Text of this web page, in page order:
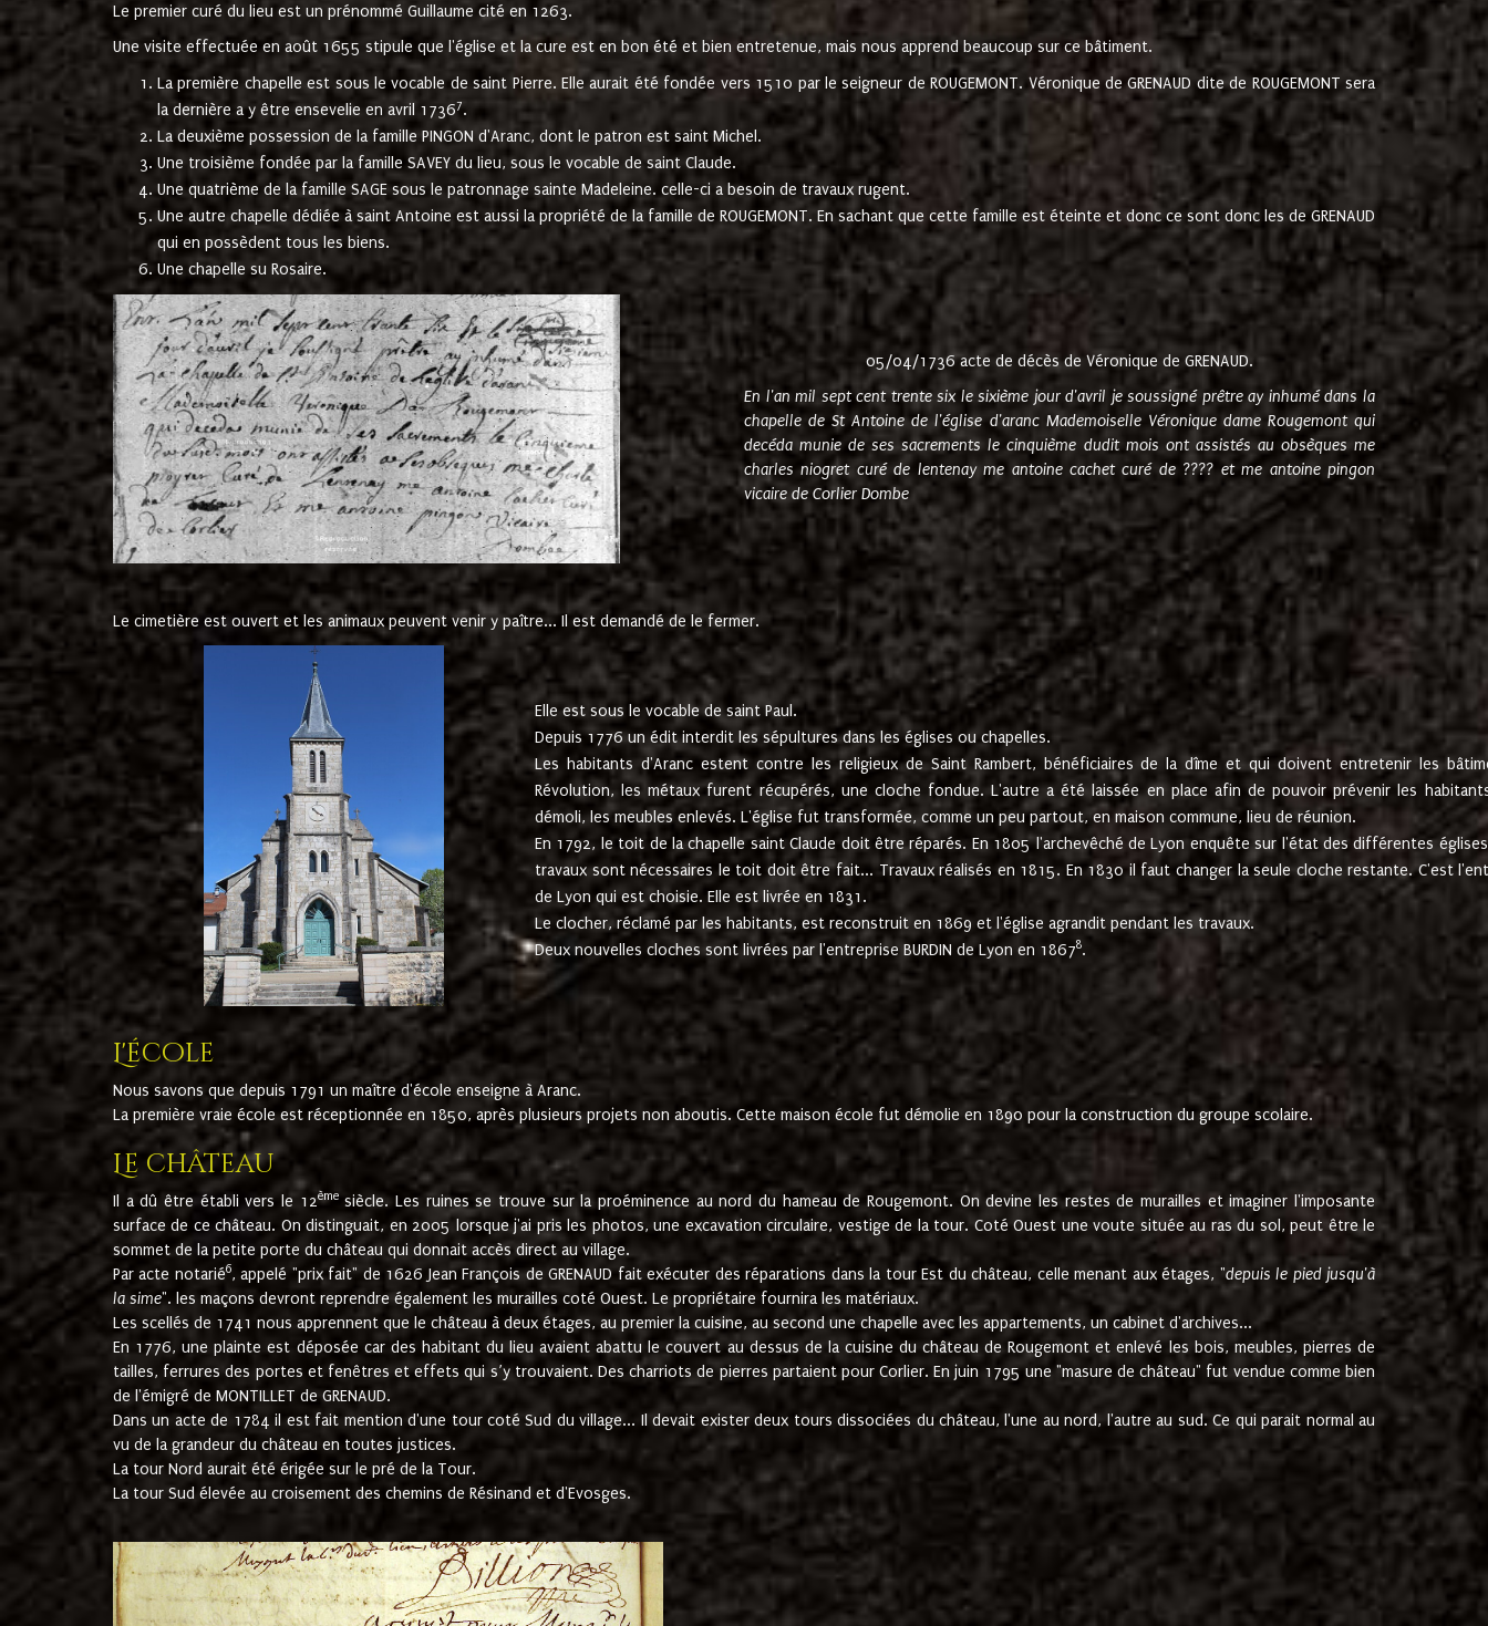
Le premier curé du lieu est un prénommé Guillaume cité en 1263.
Une visite effectuée en août 1655 stipule que l'église et la cure est en bon été et bien entretenue, mais nous apprend beaucoup sur ce bâtiment.
La première chapelle est sous le vocable de saint Pierre. Elle aurait été fondée vers 1510 par le seigneur de ROUGEMONT. Véronique de GRENAUD dite de ROUGEMONT sera
la dernière a y être ensevelie en avril 17367.
La deuxième possession de la famille PINGON d'Aranc, dont le patron est saint Michel.
Une troisième fondée par la famille SAVEY du lieu, sous le vocable de saint Claude.
Une quatrième de la famille SAGE sous le patronnage sainte Madeleine. celle-ci a besoin de travaux rugent.
Une autre chapelle dédiée à saint Antoine est aussi la propriété de la famille de ROUGEMONT. En sachant que cette famille est éteinte et donc ce sont donc les de GRENAUD
qui en possèdent tous les biens.
Une chapelle su Rosaire.
05/04/1736 acte de décès de Véronique de GRENAUD.
En l'an mil sept cent trente six le sixième jour d'avril je soussigné prêtre ay inhumé dans la
chapelle de St Antoine de l'église d'aranc Mademoiselle Véronique dame Rougemont qui
decéda munie de ses sacrements le cinquième dudit mois ont assistés au obsèques me
charles niogret curé de lentenay me antoine cachet curé de ???? et me antoine pingon
vicaire de Corlier Dombe
Le cimetière est ouvert et les animaux peuvent venir y paître... Il est demandé de le fermer.
Elle est sous le vocable de saint Paul.
Depuis 1776 un édit interdit les sépultures dans les églises ou chapelles.
Les habitants d'Aranc estent contre les religieux de Saint Rambert, bénéficiaires de la dîme et qui doivent entretenir les
Révolution, les métaux furent récupérés, une cloche fondue. L'autre a été laissée en place afin de pouvoir prévenir les
démoli, les meubles enlevés. L'église fut transformée, comme un peu partout, en maison commune, lieu de réunion.
En 1792, le toit de la chapelle saint Claude doit être réparés. En 1805 l'archevêché de Lyon enquête sur l'état des différentes
travaux sont nécessaires le toit doit être fait... Travaux réalisés en 1815. En 1830 il faut changer la seule cloche restante. C'est
de Lyon qui est choisie. Elle est livrée en 1831.
Le clocher, réclamé par les habitants, est reconstruit en 1869 et l'église agrandit pendant les travaux.
Deux nouvelles cloches sont livrées par l'entreprise BURDIN de Lyon en 18678.
L'école
Nous savons que depuis 1791 un maître d'école enseigne à Aranc.
La première vraie école est réceptionnée en 1850, après plusieurs projets non aboutis. Cette maison école fut démolie en 1890 pour la construction du groupe scolaire.
Le château
Il a dû être établi vers le 12èmesiècle. Les ruines se trouve sur la proéminence au nord du hameau de Rougemont. On devine les restes de murailles et imaginer l'imposante
surface de ce château. On distinguait, en 2005 lorsque j'ai pris les photos, une excavation circulaire, vestige de la tour. Coté Ouest une voute située au ras du sol, peut être le
sommet de la petite porte du château qui donnait accès direct au village.
Par acte notarié6, appelé "prix fait" de 1626 Jean François de GRENAUD fait exécuter des réparations dans la tour Est du château, celle menant aux étages, "depuis le pied jusqu'à
la sime". les maçons devront reprendre également les murailles coté Ouest. Le propriétaire fournira les matériaux.
Les scellés de 1741 nous apprennent que le château à deux étages, au premier la cuisine, au second une chapelle avec les appartements, un cabinet d'archives...
En 1776, une plainte est déposée car des habitant du lieu avaient abattu le couvert au dessus de la cuisine du château de Rougemont et enlevé les bois, meubles, pierres de
tailles, ferrures des portes et fenêtres et effets qui s’y trouvaient. Des charriots de pierres partaient pour Corlier. En juin 1795 une "masure de château" fut vendue comme bien
de l'émigré de MONTILLET de GRENAUD.
Dans un acte de 1784 il est fait mention d'une tour coté Sud du village... Il devait exister deux tours dissociées du château, l'une au nord, l'autre au sud. Ce qui parait normal au
vu de la grandeur du château en toutes justices.
La tour Nord aurait été érigée sur le pré de la Tour.
La tour Sud élevée au croisement des chemins de Résinand et d'Evosges.